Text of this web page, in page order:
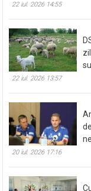
22 iul. 2026 14:55
22 iul. 2026 13:57
20 iul. 2026 17:16